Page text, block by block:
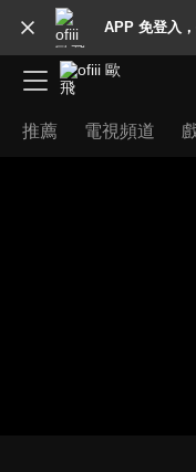
APP 免登入
推薦 電視頻道